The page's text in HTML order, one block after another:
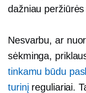
dažniau
Nesvarbu, ar
sėkminga,
tinkamu būdu
turinįreguliariai.